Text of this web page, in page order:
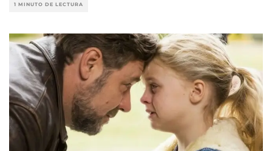
1 MINUTO DE LECTURA